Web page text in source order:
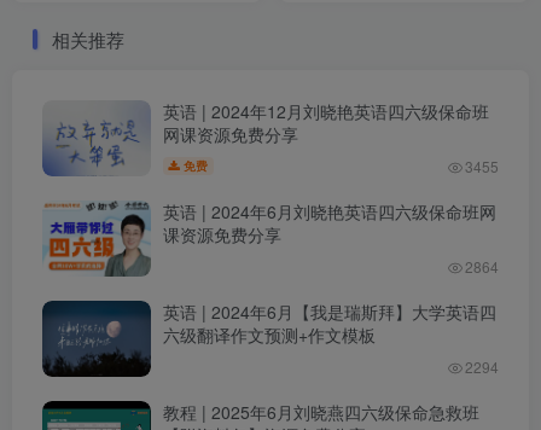
相关推荐
英语 | 2024年12月刘晓艳英语四六级保命班
网课资源免费分享
免费 3455
英语 | 2024年6月刘晓艳英语四六级保命班网
课资源免费分享
2864
英语 | 2024年6月【我是瑞斯拜】大学英语四
六级翻译作文预测+作文模板
2294
教程 | 2025年6月刘晓燕四六级保命急救班